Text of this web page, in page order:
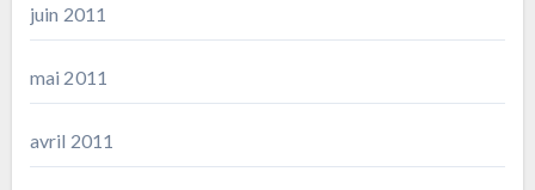
juin 2011
mai 2011
avril 2011